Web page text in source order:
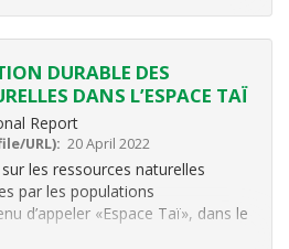
DURABLE DES
DANS L’ESPACE TAÏ
Report
URL) 20 April 2022
les ressources naturelles
par les populations
d’appeler «Espace Taï», dans le
La GIZ en est